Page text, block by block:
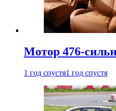
Мотор 476-
1 год спустя1 год спустя